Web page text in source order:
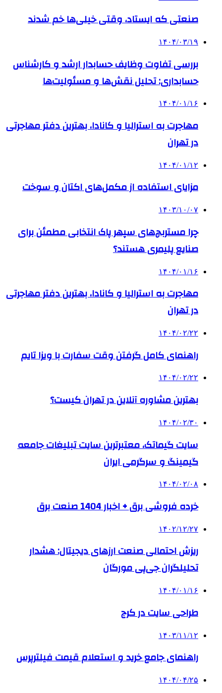
صنعتی که ایستاد، وقتی خیلی‌ها خم شدند
۱۴۰۴/۰۳/۱۹
بررسی تفاوت وظایف حسابدار ارشد و کارشناس
حسابداری: تحلیل نقش‌ها و مسئولیت‌ها
۱۴۰۴/۰۱/۱۶
مهاجرت به استرالیا و کانادا، بهترین دفتر مهاجرتی
در تهران
۱۴۰۴/۰۱/۱۲
مزایای استفاده از مکمل‌های اکتان و سوخت
۱۴۰۳/۱۰/۰۷
چرا مستربچ‌های سپهر پاک انتخابی مطمئن برای
صنایع پلیمری هستند؟
۱۴۰۴/۰۱/۱۶
مهاجرت به استرالیا و کانادا، بهترین دفتر مهاجرتی
در تهران
۱۴۰۴/۰۲/۲۲
راهنمای کامل گرفتن وقت سفارت با ویزا تایم
۱۴۰۴/۰۲/۲۲
بهترین مشاوره آنلاین در تهران کیست؟
۱۴۰۴/۰۲/۳۰
سایت گیماتک، معتبرترین سایت تبلیغات جامعه
گیمینگ و سرگرمی ایران
۱۴۰۴/۰۲/۰۸
خرده فروشی برق + اخبار 1404 صنعت برق
۱۴۰۲/۱۲/۲۷
ریزش احتمالی صنعت ارزهای دیجیتال: هشدار
تحلیلگران جی‌پی مورگان
۱۴۰۴/۰۱/۱۶
طراحی سایت در کرج
۱۴۰۳/۱۱/۱۲
راهنمای جامع خرید و استعلام قیمت فیلترپرس
۱۴۰۴/۰۴/۲۵